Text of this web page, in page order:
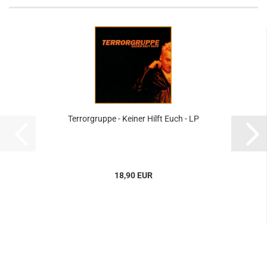
Terrorgruppe - Keiner Hilft Euch - LP
18,90 EUR